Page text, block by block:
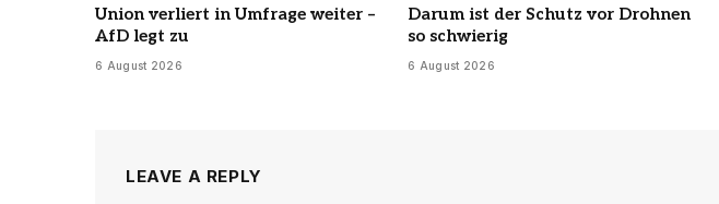
Union verliert in Umfrage weiter –
AfD legt zu
6 August 2026
Darum ist der Schutz vor Drohnen
so schwierig
6 August 2026
LEAVE A REPLY